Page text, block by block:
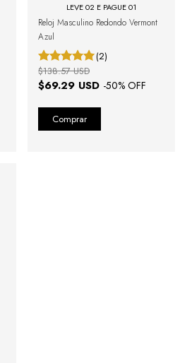
LEVE 02 E PAGUE 01
Reloj Masculino Redondo Vermont
Azul
(2)
$69.29 USD -50% OFF
$138.57 USD